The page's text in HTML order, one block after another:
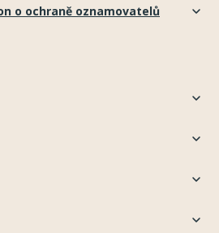
o ochraně oznamovatelů